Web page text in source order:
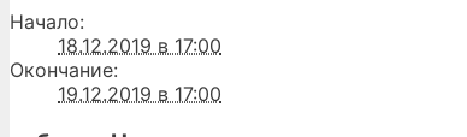
Начало:
18.12.2019 в 17:00
Окончание:
19.12.2019 в 17:00